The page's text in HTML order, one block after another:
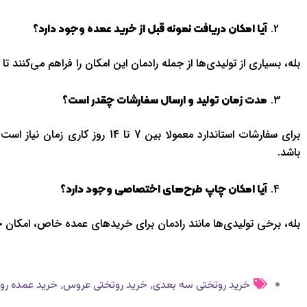
آیا امکان دریافت نمونه قبل از خرید عمده وجود دارد؟
بله، بسیاری از تولیدی‌ها از جمله رادمان این امکان را فراهم
مدت زمان تولید و ارسال سفارشات چقدر است؟
برای سفارشات استاندارد
باشد.
آیا امکان چاپ طرح‌های اختصاصی وجود دارد؟
بله، برخی تولیدی‌ها مانند رادمان برای خریدهای عمده خاص،
خرید روتختی سه بعدی, خرید روتختی عروس, خرید عمده